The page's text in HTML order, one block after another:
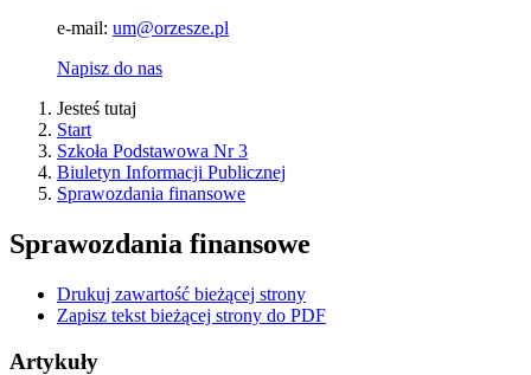
e-mail: um@orzesze.pl
Napisz do nas
Jesteś tutaj
Start
Szkoła Podstawowa Nr 3
Biuletyn Informacji Publicznej
Sprawozdania finansowe
Sprawozdania finansowe
Drukuj zawartość bieżącej strony
Zapisz tekst bieżącej strony do PDF
Artykuły